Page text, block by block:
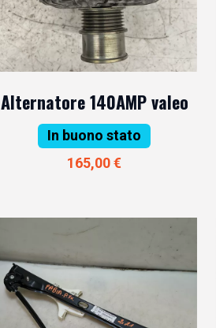
Alternatore 140AMP valeo
In buono stato
165,00 €